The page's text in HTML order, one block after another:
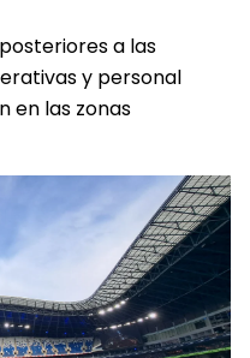
a las
y personal
en las zonas